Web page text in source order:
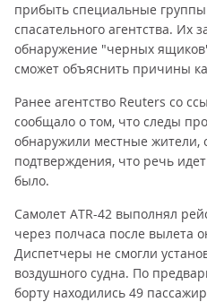
прибыть специальные
спасательного агентства. Их
обнаружение "черных
сможет объяснить причины
Ранее агентство Reuters со
сообщало о том, что следы
обнаружили местные жители,
подтверждения, что речь
было.
Самолет ATR-42 выполнял
через полчаса после вылета
Диспетчеры не смогли
воздушного судна. По
борту находились 49